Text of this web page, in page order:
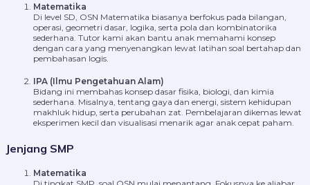
Matematika
Di level SD, OSN Matematika biasanya berfokus pada bilangan,
operasi, geometri dasar, logika, serta pola dan kombinatorika
sederhana. Tutor kami akan bantu anak memahami konsep
dengan cara yang menyenangkan lewat latihan soal bertahap dan
pembahasan logis.
IPA (Ilmu Pengetahuan Alam)
Bidang ini membahas konsep dasar fisika, biologi, dan kimia
sederhana. Misalnya, tentang gaya dan energi, sistem kehidupan
makhluk hidup, serta perubahan zat. Pembelajaran dikemas lewat
eksperimen kecil dan visualisasi menarik agar anak cepat paham.
Jenjang SMP
Matematika